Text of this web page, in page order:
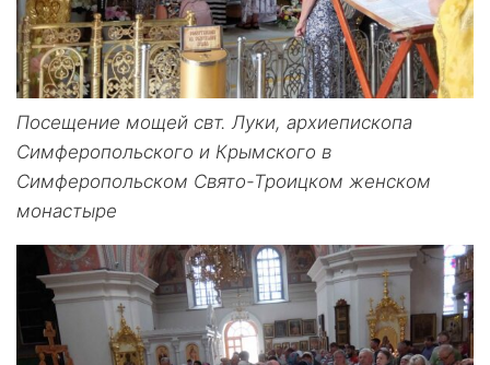
Посещение мощей свт. Луки, архиепископа
Симферопольского и Крымского в
Симферопольском Свято-Троицком женском
монастыре